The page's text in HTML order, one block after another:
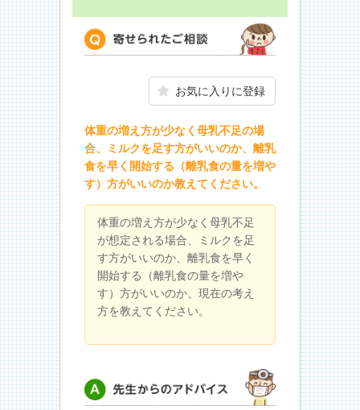
お気に入りに登録
体重の増え方が少なく母乳不足の場
合、ミルクを足す方がいいのか、離乳
食を早く開始する（離乳食の量を増や
す）方がいいのか教えてください。
体重の増え方が少なく母乳不足
が想定される場合、ミルクを足
す方がいいのか、離乳食を早く
開始する（離乳食の量を増や
す）方がいいのか、現在の考え
方を教えてください。